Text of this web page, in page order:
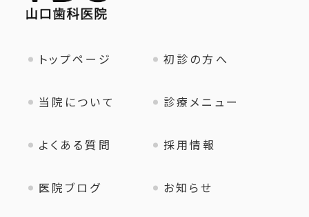
トップページ 初診の方へ
当院について 診療メニュー
よくある質問 採用情報
医院ブログ お知らせ